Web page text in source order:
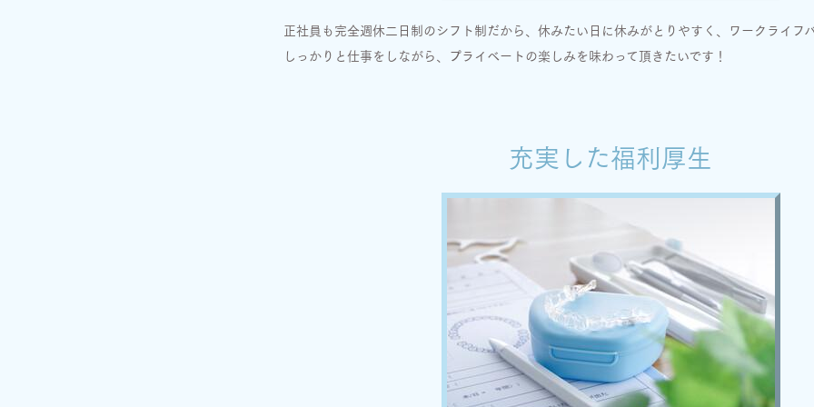
正社員も完全週休二日制のシフト制だから、休みたい日に休みがとりやすく、ワークライフ
しっかりと仕事をしながら、プライベートの楽しみを味わって頂きたいです！
充実した福利厚生